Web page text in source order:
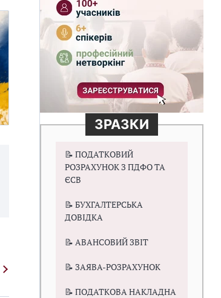
ЗРАЗКИ
📝 ПОДАТКОВИЙ
РОЗРАХУНОК З ПДФО ТА
ЄСВ
📝 БУХГАЛТЕРСЬКА
ДОВІДКА
📝 АВАНСОВИЙ ЗВІТ
📝 ЗАЯВА-РОЗРАХУНОК
📝 ПОДАТКОВА НАКЛАДНА